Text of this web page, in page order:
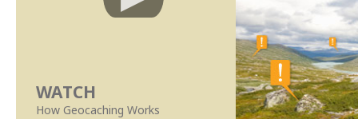
WATCH
How Geocaching Works